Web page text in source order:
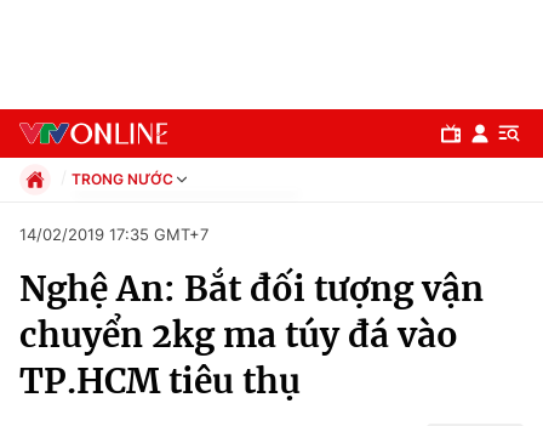
Chuyên mục
Chính trị
TRONG NƯỚC
Xã hội
Pháp luật
Kinh tế
Thể thao
Truyền hình
14/02/2019 17:35 GMT+7
Nghệ An: Bắt đối tượng vận
chuyển 2kg ma túy đá vào
TP.HCM tiêu thụ